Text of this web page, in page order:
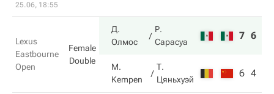
25.06, 18:55
Lexus
Eastbourne
Open
Female
Double
Д.
Олмос
Р.
Сарасуа
7 6
M.
Kempen
Т.
Цяньхуэй
6 4